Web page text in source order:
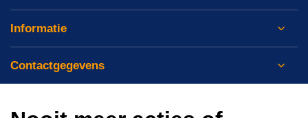
Informatie
Contactgegevens